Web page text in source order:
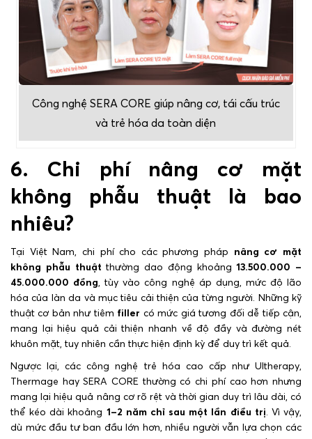
Công nghệ SERA CORE giúp nâng cơ, tái cấu trúc
và trẻ hóa da toàn diện
6. Chi phí nâng cơ mặt
không phẫu thuật là bao
nhiêu?
Tại Việt Nam, chi phí cho các phương pháp nâng cơ mặt
không phẫu thuật thường dao động khoảng13.500.000 –
45.000.000 đồng, tùy vào công nghệ áp dụng, mức độ lão
hóa của làn da và mục tiêu cải thiện của từng người. Những kỹ
thuật cơ bản như tiêm filler có mức giá tương đối dễ tiếp cận,
mang lại hiệu quả cải thiện nhanh về độ đầy và đường nét
khuôn mặt, tuy nhiên cần thực hiện định kỳ để duy trì kết quả.
Ngược lại, các công nghệ trẻ hóa cao cấp như Ultherapy,
Thermage hay SERA CORE thường có chi phí cao hơn nhưng
mang lại hiệu quả nâng cơ rõ rệt và thời gian duy trì lâu dài, có
thể kéo dài khoảng 1–2 năm chỉ sau một lần điều trị. Vì vậy,
dù mức đầu tư ban đầu lớn hơn, nhiều người vẫn lựa chọn các